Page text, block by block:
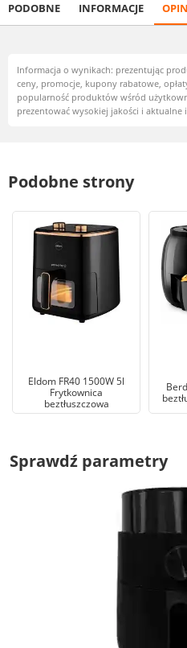
PODOBNE INFORMACJE
Informacja o wynikach: prezentując
ceny, promocje, kupony rabatowe,
popularność produktów wśród
prezentować wysokiej jakości i aktualne
Podobne strony
Eldom FR40 1500W 5l
Frytkownica
beztłuszczowa
Sprawdź parametry